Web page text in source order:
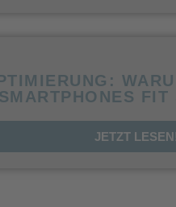
SMARTPHONES FIT
JETZT